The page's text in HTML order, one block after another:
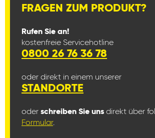
FRAGEN ZUM PRODUKT?
Rufen Sie an!
kostenfreie Servicehotline
0800 26 76 36 78
oder direkt in einem unserer
STANDORTE
oder schreiben Sie uns direkt über
Formular.